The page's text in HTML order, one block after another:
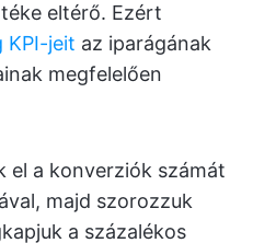
eltérő. Ezért
KPI-jeit az iparágának
megfelelően
el a konverziók számát
majd szorozzuk
a százalékos